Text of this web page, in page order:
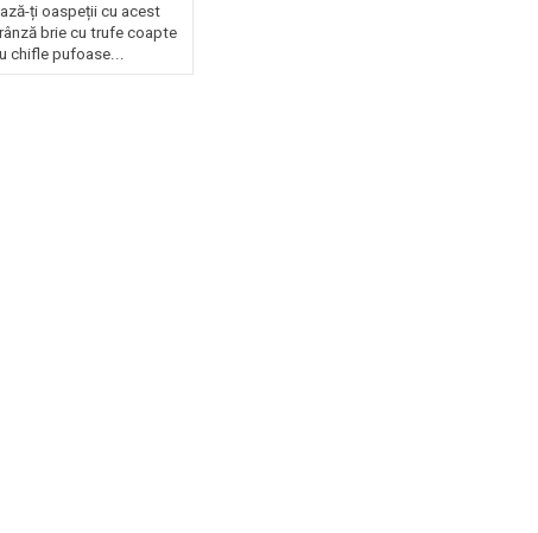
ți oaspeții cu acest
brie cu trufe coapte
chifle pufoase...